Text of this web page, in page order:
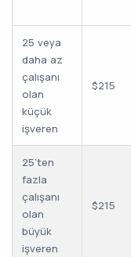
25 veya
daha az
çalışanı
olan
küçük
işveren
$215
25’ten
fazla
çalışanı
olan
büyük
işveren
$215